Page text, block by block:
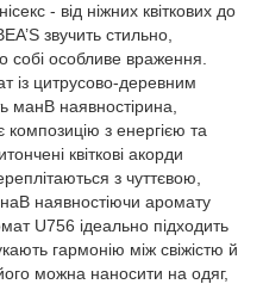
- від ніжних квіткових до
звучить стильно,
собі особливе враження.
із цитрусово-деревним
манВ наявностірина,
композицію з енергією та
квіткові акорди
з чуттєвою,
наявностіючи аромату
U756 ідеально підходить
гармонію між свіжістю й
можна наносити на одяг,